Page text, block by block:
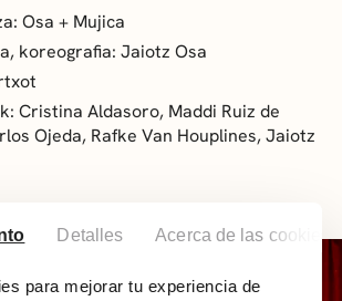
Detalles Acerca de las cookies
para mejorar tu experiencia de
Osa + Mujica
koreografia: Jaiotz Osa
Cristina Aldasoro, Maddi Ruiz de
Ojeda, Rafke Van Houplines, Jaiotz